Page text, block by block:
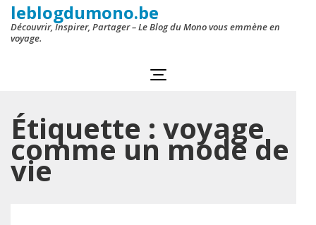
leblogdumono.be
Découvrir, Inspirer, Partager – Le Blog du Mono vous emmène en
voyage.
Étiquette : voyage
comme un mode de
vie